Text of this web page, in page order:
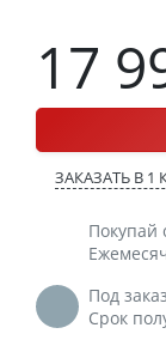
17
ЗАКАЗАТЬ В 1
Покупай
Под
Срок